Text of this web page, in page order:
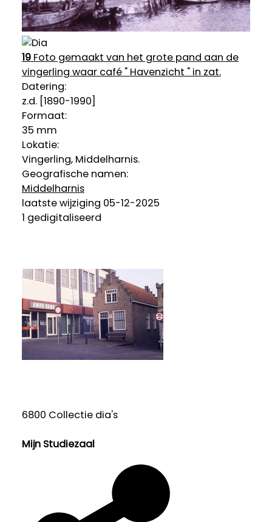
19Foto gemaakt van het grote pand aan de
vingerling waar café " Havenzicht " in zat.
Datering:
z.d. [1890-1990]
Formaat:
35 mm
Lokatie:
Vingerling, Middelharnis.
Geografische namen:
Middelharnis
laatste wijziging 05-12-2025
1 gedigitaliseerd
6800 Collectie dia's
Mijn Studiezaal